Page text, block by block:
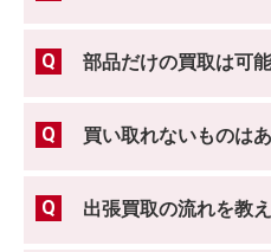
部品だけの買取は可
買い取れないものは
出張買取の流れを教